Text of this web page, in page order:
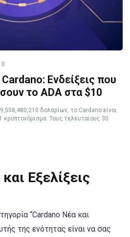
0
Ενδείξεις που
το ADA στα $10
δολαρίων, το Cardano είναι
κρυπτονόμισμα. Τους τελευταίους 30
Εξελίξεις
“Cardano Νέα και
της ενότητας είναι να σας